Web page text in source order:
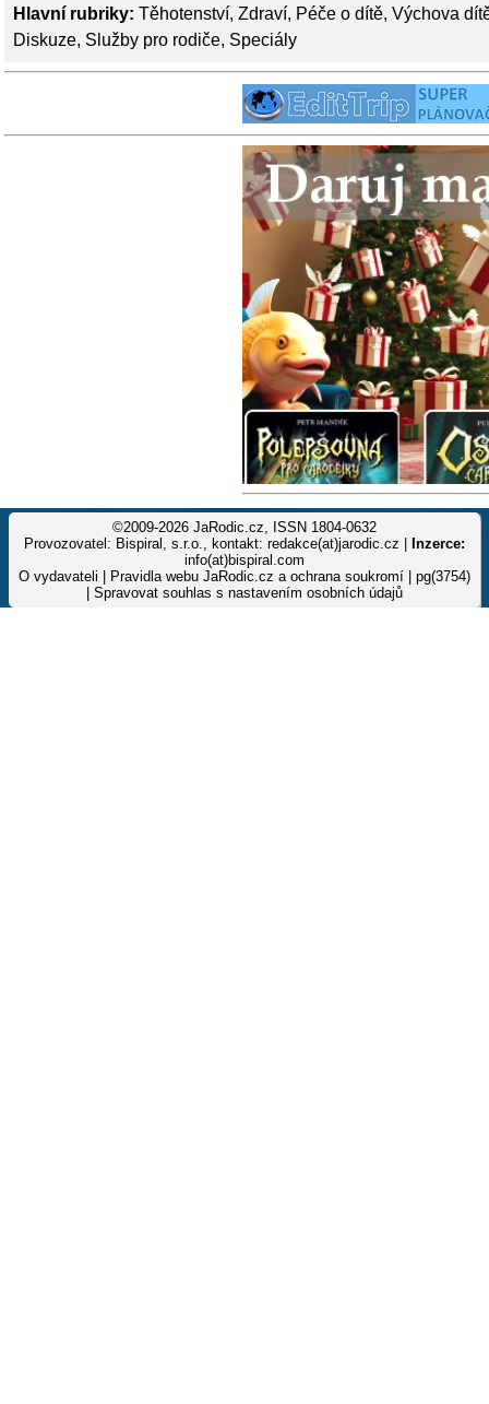
Hlavní rubriky: Těhotenství, Zdraví, Péče o dítě, Výchova
Diskuze, Služby pro rodiče, Speciály
©2009-2026 JaRodic.cz, ISSN 1804-0632
Provozovatel: Bispiral, s.r.o., kontakt: redakce(at)jarodic.cz |
Inzerce:
info(at)bispiral.com
O vydavateli
Pravidla webu JaRodic.cz a ochrana soukromí | pg(3754)
Spravovat souhlas s nastavením osobních údajů